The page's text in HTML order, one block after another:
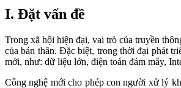
I. Đặt vấn đề
Trong xã hội hiện đại, vai trò của truyền
của bản thân. Đặc biệt, trong thời đại phát
mới, như: dữ liệu lớn, điện toán đám mây,
Công nghệ mới cho phép con người xử lý